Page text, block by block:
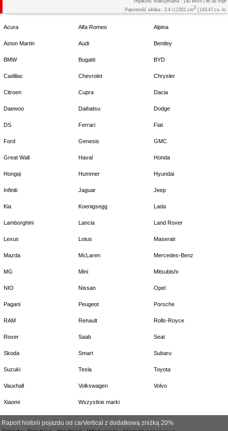
Pojemność silnika : 2.4 l | 2351 cm3 | 143.47 cu. in.
Acura Alfa Romeo Alpina
Aston Martin Audi Bentley
BMW Bugatti BYD
Cadillac Chevrolet Chrysler
Citroen Cupra Dacia
Daewoo Daihatsu Dodge
DS Ferrari Fiat
Ford Genesis GMC
Great Wall Haval Honda
Hongqi Hummer Hyundai
Infiniti Jaguar Jeep
Kia Koenigsegg Lada
Lamborghini Lancia Land Rover
Lexus Lotus Maserati
Mazda McLaren Mercedes-Benz
MG Mini Mitsubishi
NIO Nissan Opel
Pagani Peugeot Porsche
RAM Renault Rolls-Royce
Rover Saab Seat
Skoda Smart Subaru
Suzuki Tesla Toyota
Vauxhall Volkswagen Volvo
Xiaomi Wszystkie marki
Raport historii pojazdu od carVertical z dodatkową zniżką 20%